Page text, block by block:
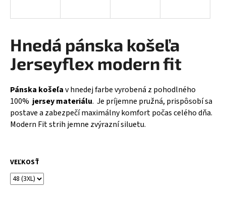
Hnedá pánska košeľa
Jerseyflex modern fit
Pánska košeľav hnedej farbe vyrobená z pohodlného
100% jersey materiálu. Je príjemne pružná, prispôsobí sa
postave a zabezpečí maximálny komfort počas celého dňa.
Modern Fit strih jemne zvýrazní siluetu.
VEĽKOSŤ
s
ť
?
HĽADAŤ
O
d
p